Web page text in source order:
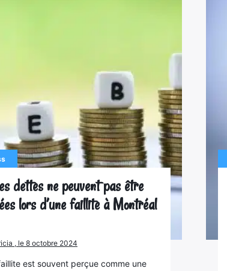
dettes ne peuvent pas être
lors d’une faillite à Montréal
, le 8 octobre 2024
est souvent perçue comme une